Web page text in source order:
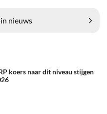
nieuws
koers naar dit niveau stijgen